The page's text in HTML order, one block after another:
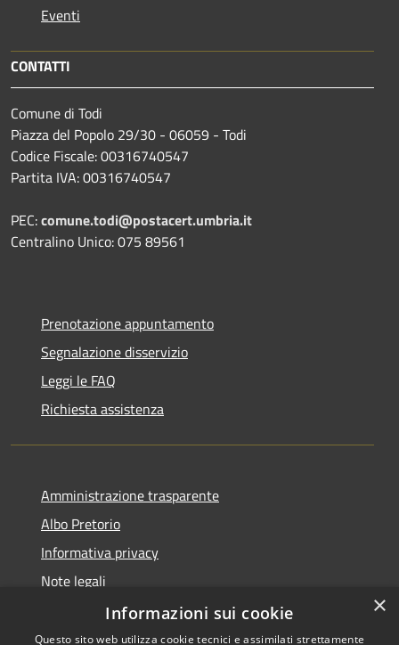
Eventi
CONTATTI
Comune di Todi
Piazza del Popolo 29/30 - 06059 - Todi
Codice Fiscale: 00316740547
Partita IVA: 00316740547
PEC:comune.todi@postacert.umbria.it
Centralino Unico: 075 89561
Prenotazione appuntamento
Segnalazione disservizio
Leggi le FAQ
Richiesta assistenza
Amministrazione trasparente
Albo Pretorio
Informativa privacy
Note legali
Dichiarazione di accessibilità
×
Informazioni sui cookie
Questo sito web utilizza cookie tecnici e assimilati strettamente